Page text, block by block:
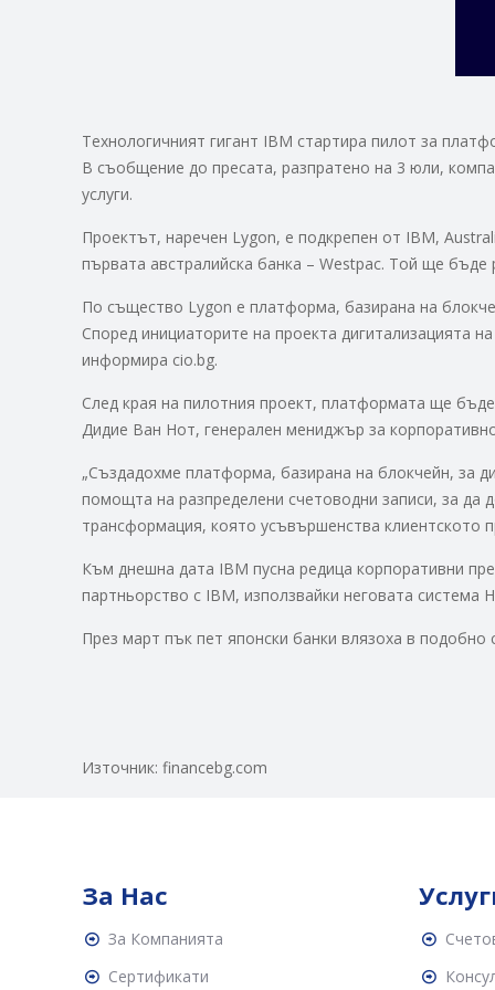
Технологичният гигант IBM стартира пилот за
В съобщение до пресата, разпратено на 3 юли,
услуги.
Проектът, наречен Lygon, е подкрепен от IBM,
първата австралийска банка – Westpac. Той ще
По същество Lygon е платформа, базирана на
Според инициаторите на проекта дигитализацията
информира cio.bg.
След края на пилотния проект, платформата ще бъде
Дидие Ван Нот, генерален мениджър за
„Създадохме платформа, базирана на блокчейн, за
помощта на разпределени счетоводни записи, за да
трансформация, която усъвършенства клиентското
Към днешна дата IBM пусна редица корпоративни
партньорство с IBM, използвайки неговата система
През март пък пет японски банки влязоха в подобно
Източник: financebg.com
За Нас
За Компанията
Сертификати